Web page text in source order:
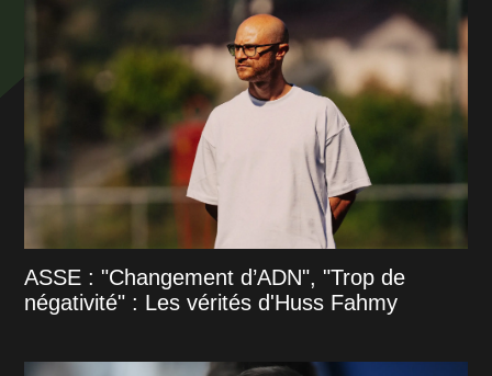
ASSE : "Changement d’ADN", "Trop de
négativité" : Les vérités d'Huss Fahmy